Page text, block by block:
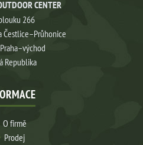
CENTER
266
Čestlice–Průhonice
Republika
O firmě
Prodej